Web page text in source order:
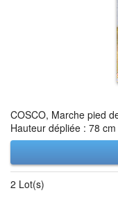
COSCO, Marche pied
Hauteur dépliée : 78 cm
2 Lot(s)